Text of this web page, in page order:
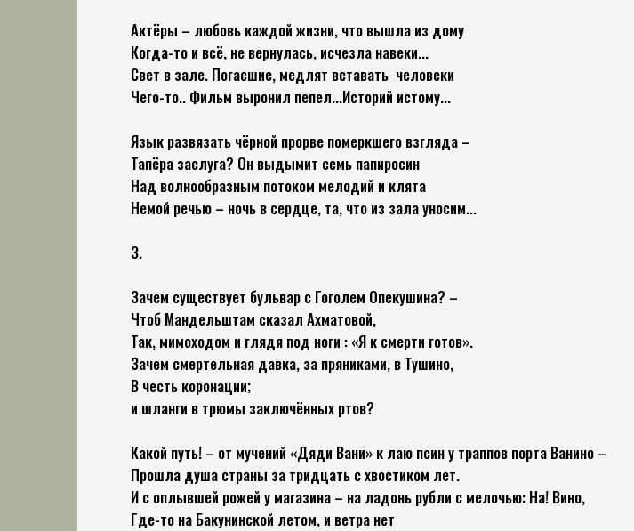
Актёры – любовь каждой жизни, что вышла из дому
Когда-то и всё, не вернулась, исчезла навеки...
Свет в зале. Погасшие, медлят вставать человеки
Чего-то.. Фильм выронил пепел...Историй истому...
Язык развязать чёрной прорве померкшего взгляда –
Тапёра заслуга? Он выдымит семь папиросин
Над волнообразным потоком мелодий и клята
Немой речью – ночь в сердце, та, что из зала уносим...
3.
Зачем существует бульвар с Гоголем Опекушина? –
Чтоб Мандельштам сказал Ахматовой,
Так, мимоходом и глядя под ноги : «Я к смерти готов».
Зачем смертельная давка, за пряниками, в Тушино,
В честь коронации;
и шланги в трюмы заключённых ртов?
Какой путь! – от мучений «Дяди Вани» к лаю псин у траппов порта Ванино –
Прошла душа страны за тридцать с хвостиком лет.
И с оплывшей рожей у магазина – на ладонь рубли с мелочью: На! Вино,
Где-то на Бакунинской летом, и ветра нет